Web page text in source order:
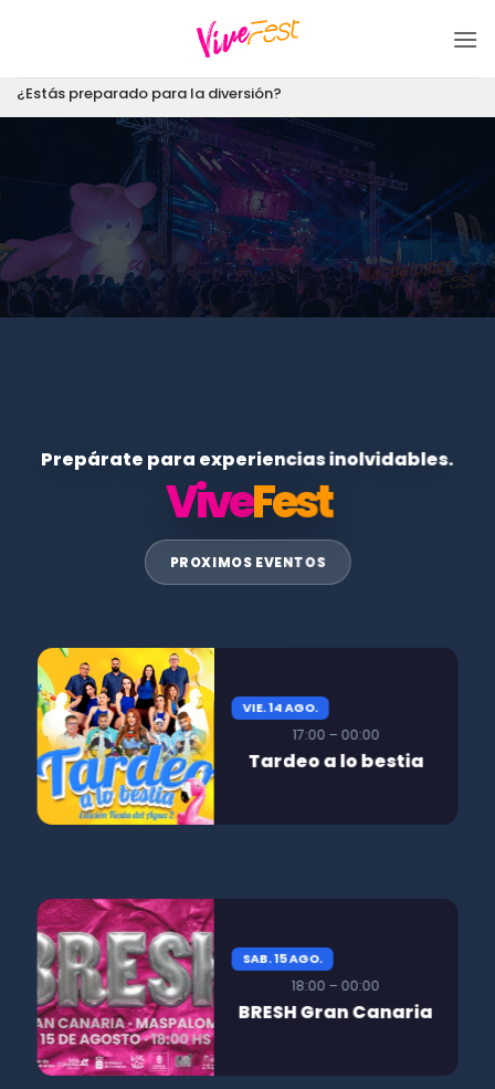
¿Estás preparado para la diversión?
Prepárate para experiencias inolvidables.
ViveFest
PROXIMOS EVENTOS
VIE. 14 AGO.
17:00 – 00:00
Tardeo a lo bestia
SAB. 15 AGO.
18:00 – 00:00
BRESH Gran Canaria